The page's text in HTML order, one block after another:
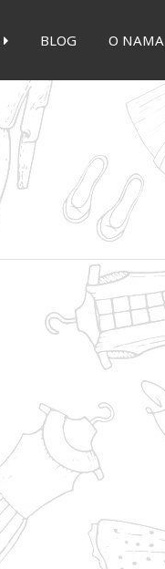
BLOG O NAMA